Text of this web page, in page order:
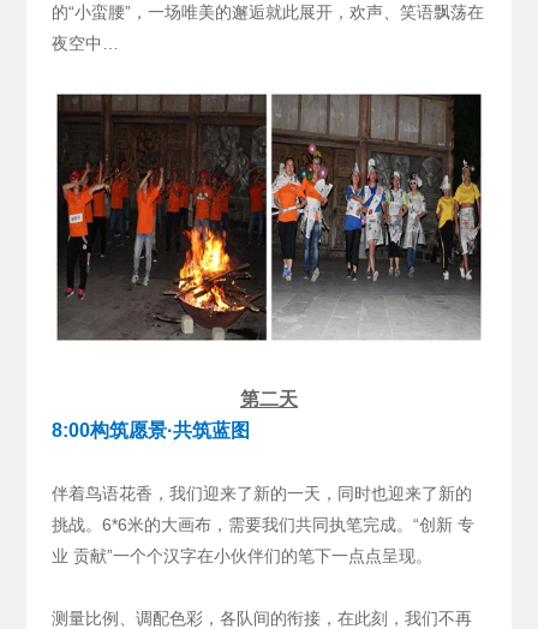
的“小蛮腰”，一场唯美的邂逅就此展开，欢声、笑语飘荡在
夜空中…
第二天
8:00构筑愿景·共筑蓝图
伴着鸟语花香，我们迎来了新的一天，同时也迎来了新的
挑战。6*6米的大画布，需要我们共同执笔完成。“创新 专
业 贡献”一个个汉字在小伙伴们的笔下一点点呈现。
测量比例、调配色彩，各队间的衔接，在此刻，我们不再